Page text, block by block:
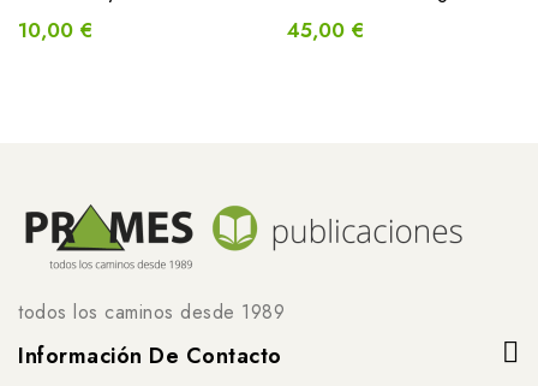
10,00 € 45,00 €
todos los caminos desde 1989
Información De Contacto